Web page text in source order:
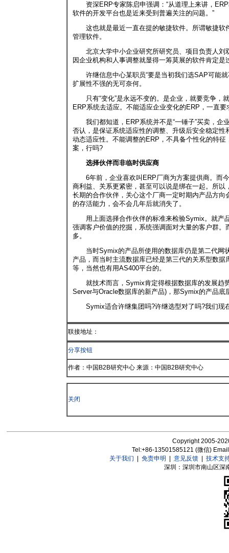
资深ERP专家陈启申强调：“从道理上来讲，ERP
软件的开发平台也是近来受到普遍关注的问题。”
这也就是最近一直在提的敏捷软件。所谓敏捷软
管理软件。
北京大学中小企业研究所研究员、项目负责人刘
因企业机构和人事调整就显得一筹莫展的软件肯定是
许继信息中心某职员“要是当初我们选SAP可能就
扩展性不强的无可奈何。
只有“变化”是永远不变的。是企业，就要竞争，
ERP系统去适应。不能适应企业变化的ERP，一直
我们都知道，ERP系统并不是“一锤子”买卖，企
否认，是保证系统适应性的调整、升级后安全稳定
动态适应性。不能调整的ERP，不具备个性化的特
案，行吗?
选择伙伴而非临时供应商
6年前，企业喜欢叫ERP厂商为方案提供商。而今
商利益、关系更紧密，甚至可以说是绑在一起。所
长期的合作伙伴，关心这个厂商一定时期内产品方
的存活能力，会不会几年后就消失了。
用上面选择合作伙伴的标准来检验Symix。就产
强调客户价值的挖掘，系统强调面对大量的客户群
多。
当时Symix的产品所使用的数据库仍是第二代网
产品，而当时主流数据库已经是第三代的关系型数
等，当然也有用AS400平台的。
就技术而言，Symix肯定得根据数据库的发展趋
Server与Oracle数据库的新产品)，那Symix的产品底
Symix适合许继集团吗?许继选型对了吗?我们现
联接地址：
分享按钮
作者：中国B2B研究中心 来源：中国B2B研究中心
关闭
Copyright 2005-
Tel:+86-13501585121 (微信)
关于我们
免责申明 意见反馈
技术支
深圳：深圳市南山区深